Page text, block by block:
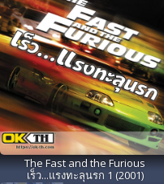
The Fast and the Furious
เร็ว...แรงทะลุนรก 1 (2001)